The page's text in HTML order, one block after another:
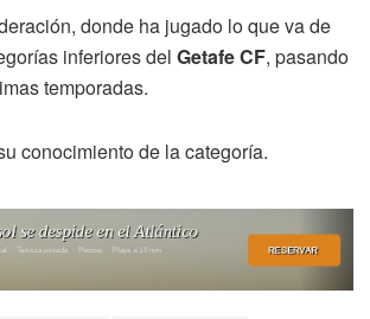
donde ha jugado lo que va de
inferiores del Getafe CF, pasando
temporadas.
conocimiento de la categoría.